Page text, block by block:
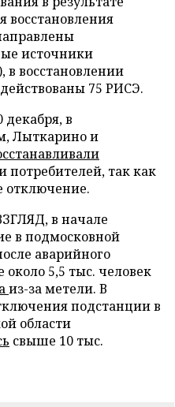
восстановления
источники
в восстановлении
75 РИСЭ.
в
Лыткарино и
потребителей, так как
отключение.
в начале
в подмосковной
аварийного
5,5 тыс. человек
из-за метели. В
подстанции в
области
свыше 10 тыс.